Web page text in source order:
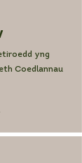
yng
Coedlannau